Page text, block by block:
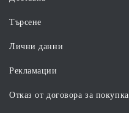
Търсене
Лични данни
Рекламации
Отказ от договора за покупка